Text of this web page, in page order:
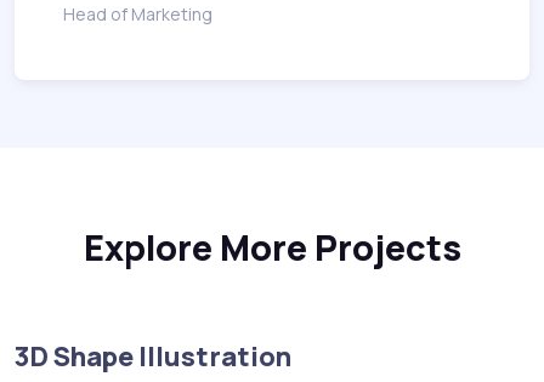
Head of Marketing
Explore More Projects
3D Shape Illustration